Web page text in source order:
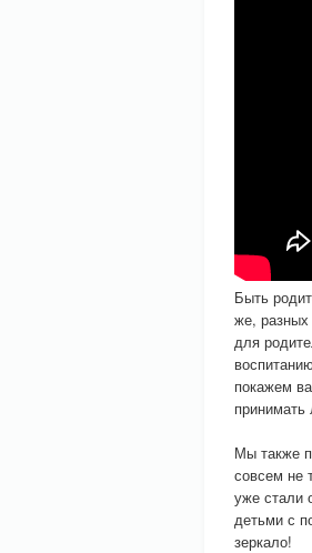
Быть
же,
для
покажем
принимать
Мы также
совсем не
уже стали
детьми с
зеркало!